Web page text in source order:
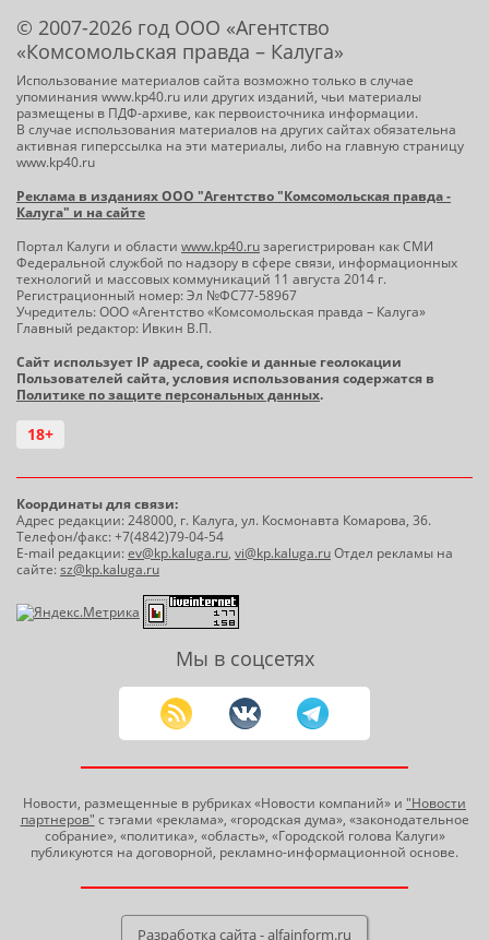
© 2007-2026 год ООО «Агентство
«Комсомольская правда – Калуга»
Использование материалов сайта возможно только в случае
упоминания www.kp40.ru или других изданий, чьи материалы
размещены в ПДФ-архиве, как первоисточника информации.
В случае использования материалов на других сайтах обязательна
активная гиперссылка на эти материалы, либо на главную страницу
www.kp40.ru
Реклама в изданиях ООО "Агентство "Комсомольская правда -
Калуга" и на сайте
Портал Калуги и области www.kp40.ruзарегистрирован как СМИ
Федеральной службой по надзору в сфере связи, информационных
технологий и массовых коммуникаций 11 августа 2014 г.
Регистрационный номер: Эл №ФС77-58967
Учредитель: ООО «Агентство «Комсомольская правда – Калуга»
Главный редактор: Ивкин В.П.
Сайт использует IP адреса, cookie и данные геолокации
Пользователей сайта, условия использования содержатся в
Политике по защите персональных данных.
18+
Координаты для связи:
Адрес редакции: 248000, г. Калуга, ул. Космонавта Комарова, 36.
Телефон/факс: +7(4842)79-04-54
E-mail редакции:ev@kp.kaluga.ru, vi@kp.kaluga.ruОтдел рекламы на
сайте:sz@kp.kaluga.ru
Мы в соцсетях
Новости, размещенные в рубриках «Новости компаний» и "Новости
партнеров" с тэгами «реклама», «городская дума», «законодательное
собрание», «политика», «область», «Городской голова Калуги»
публикуются на договорной, рекламно-информационной основе.
Разработка сайта - alfainform.ru